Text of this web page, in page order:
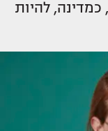
להיות